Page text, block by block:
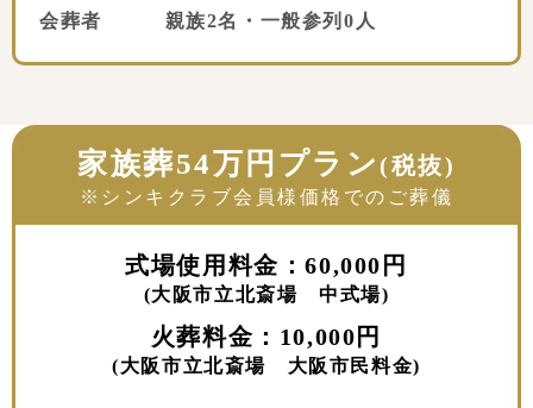
会葬者 親族2名・一般参列0人
家族葬54万円プラン (税抜)
※シンキクラブ会員様価格でのご葬儀
式場使用料金：60,000円
(大阪市立北斎場 中式場)
火葬料金：10,000円
(大阪市立北斎場 大阪市民料金)